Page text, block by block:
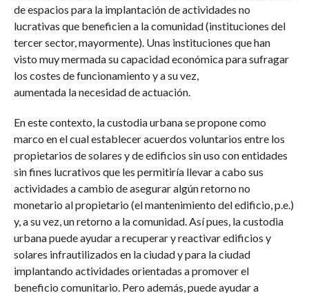
de espacios para la implantación de actividades no
lucrativas que beneficien a la comunidad (instituciones del
tercer sector, mayormente). Unas instituciones que han
visto muy mermada su capacidad económica para sufragar
los costes de funcionamiento y a su vez,
aumentada la necesidad de actuación.
En este contexto, la custodia urbana se propone como
marco en el cual establecer acuerdos voluntarios entre los
propietarios de solares y de edificios sin uso con entidades
sin fines lucrativos que les permitiría llevar a cabo sus
actividades a cambio de asegurar algún retorno no
monetario al propietario (el mantenimiento del edificio, p.e.)
y, a su vez, un retorno a la comunidad. Así pues, la custodia
urbana puede ayudar a recuperar y reactivar edificios y
solares infrautilizados en la ciudad y para la ciudad
implantando actividades orientadas a promover el
beneficio comunitario. Pero además, puede ayudar a